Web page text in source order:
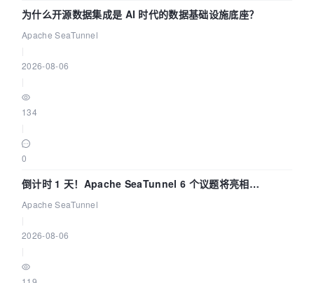
为什么开源数据集成是 AI 时代的数据基础设施底座？
Apache SeaTunnel
2026-08-06
134
0
倒计时 1 天！Apache SeaTunnel 6 个议题将亮相
Community Over Code Asia 2026
Apache SeaTunnel
2026-08-06